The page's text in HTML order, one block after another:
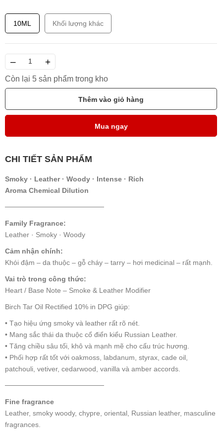
10ML Khối lượng khác
– +
Còn lại 5 sản phẩm trong kho
Thêm vào giỏ hàng
Mua ngay
CHI TIẾT SẢN PHẨM
Smoky · Leather · Woody · Intense · Rich
Aroma Chemical Dilution
────────────────────
Family Fragrance:
Leather · Smoky · Woody
Cảm nhận chính:
Khói đậm – da thuộc – gỗ cháy – tarry – hơi medicinal – rất mạnh.
Vai trò trong công thức:
Heart / Base Note – Smoke & Leather Modifier
Birch Tar Oil Rectified 10% in DPG giúp:
• Tạo hiệu ứng smoky và leather rất rõ nét.
• Mang sắc thái da thuộc cổ điển kiểu Russian Leather.
• Tăng chiều sâu tối, khô và mạnh mẽ cho cấu trúc hương.
• Phối hợp rất tốt với oakmoss, labdanum, styrax, cade oil,
patchouli, vetiver, cedarwood, vanilla và amber accords.
────────────────────
Fine fragrance
Leather, smoky woody, chypre, oriental, Russian leather, masculine
fragrances.